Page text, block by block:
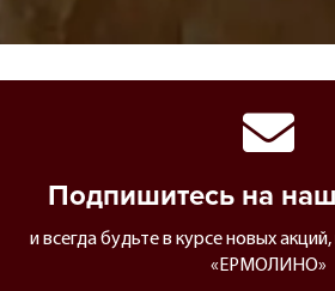
Подпишитесь на
и всегда будьте в курсе новых
«ЕРМОЛИНО»